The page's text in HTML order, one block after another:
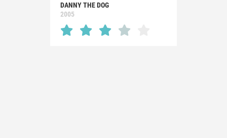
DANNY THE DOG
2005